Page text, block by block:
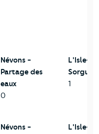
Névons -
Partage des
eaux
0
L'Isle-
Sorgue
1
Névons -
L'Isle-